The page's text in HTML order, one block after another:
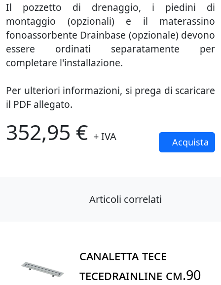
Il pozzetto di drenaggio, i piedini di
montaggio (opzionali) e il materassino
fonoassorbente Drainbase (opzionale) devono
essere ordinati separatamente per
completare l'installazione.
Per ulteriori informazioni, si prega di scaricare
il PDF allegato.
352,95 € + IVA Acquista
Articoli correlati
CANALETTA TECE
TECEdrainline CM.90